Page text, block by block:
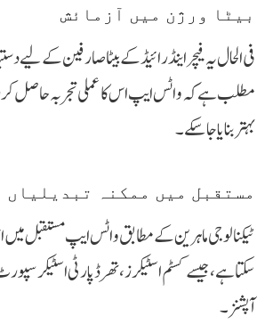
بیٹا ورژن میں آزمائش
فی الحال یہ فیچر اینڈرائیڈ کے بیٹا صارفین کے
مطلب ہے کہ واٹس ایپ اس کا عملی تجربہ حاصل کر
بہتر بنایا جا سکے۔
مستقبل میں ممکنہ تبدیلیاں
ٹیکنالوجی ماہرین کے مطابق واٹس ایپ مستقبل میں اس
سکتا ہے، جیسے کسٹم اسٹیکرز، تھرڈ پارٹی اسٹیکر
آپشنز۔